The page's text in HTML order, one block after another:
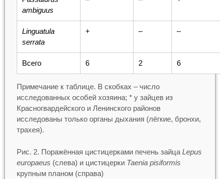
ambiguus
Linguatula
serrata
+ – –
Всего 6 2 6
Примечание к таблице. В скобках – число
исследованных особей хозяина; * у зайцев из
Красногвардейского и Ленинского районов
исследованы только органы дыхания (лёгкие, бронхи,
трахея).
Рис. 2. Поражённая цистицерками печень зайца Lepus
europaeus (слева) и цистицерки Taenia pisiformis
крупным планом (справа)